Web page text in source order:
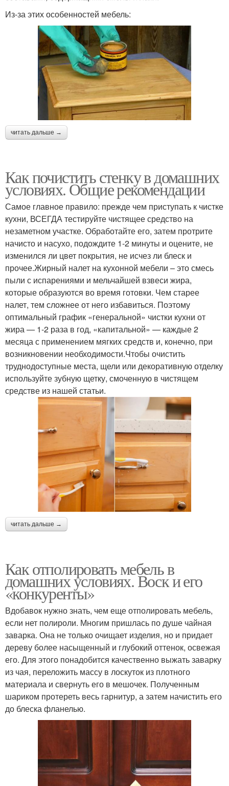
Из-за этих особенностей мебель:
читать дальше →
Как почистить стенку в домашних
условиях. Общие рекомендации
Самое главное правило: прежде чем приступать к чистке
кухни, ВСЕГДА тестируйте чистящее средство на
незаметном участке. Обработайте его, затем протрите
начисто и насухо, подождите 1-2 минуты и оцените, не
изменился ли цвет покрытия, не исчез ли блеск и
прочее.Жирный налет на кухонной мебели – это смесь
пыли с испарениями и мельчайшей взвеси жира,
которые образуются во время готовки. Чем старее
налет, тем сложнее от него избавиться. Поэтому
оптимальный график «генеральной» чистки кухни от
жира — 1-2 раза в год, «капитальной» — каждые 2
месяца с применением мягких средств и, конечно, при
возникновении необходимости.Чтобы очистить
труднодоступные места, щели или декоративную отделку
используйте зубную щетку, смоченную в чистящем
средстве из нашей статьи.
читать дальше →
Как отполировать мебель в
домашних условиях. Воск и его
«конкуренты»
Вдобавок нужно знать, чем еще отполировать мебель,
если нет полироли. Многим пришлась по душе чайная
заварка. Она не только очищает изделия, но и придает
дереву более насыщенный и глубокий оттенок, освежая
его. Для этого понадобится качественно выжать заварку
из чая, переложить массу в лоскуток из плотного
материала и свернуть его в мешочек. Полученным
шариком протереть весь гарнитур, а затем начистить его
до блеска фланелью.